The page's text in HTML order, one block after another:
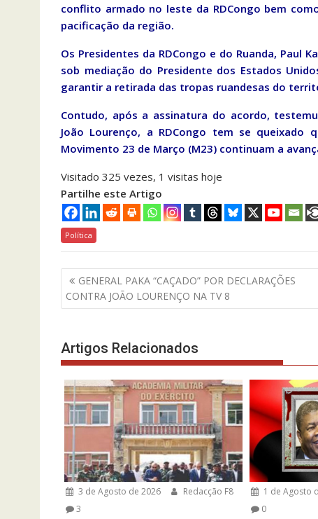
conflito armado no leste da RDCongo bem
pacificação da região.
Os Presidentes da RDCongo e do Ruanda, Paul
sob mediação do Presidente dos Estados
garantir a retirada das tropas ruandesas do
Contudo, após a assinatura do acordo,
João Lourenço, a RDCongo tem se
Movimento 23 de Março (M23) continuam a
Visitado 325 vezes, 1 visitas hoje
Partilhe este Artigo
Política
Navegação
de
artigos
GENERAL PAKA “CAÇADO” POR DECLARAÇÕES
CONTRA JOÃO LOURENÇO NA TV 8
Artigos Relacionados
3 de Agosto de 2026
Redacção F8
3
1 de Agosto
0